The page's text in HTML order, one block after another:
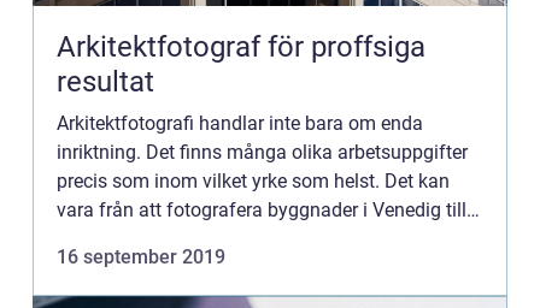
Arkitektfotograf för proffsiga
resultat
Arkitektfotografi handlar inte bara om enda
inriktning. Det finns många olika arbetsuppgifter
precis som inom vilket yrke som helst. Det kan
vara från att fotografera byggnader i Venedig till
16 september 2019